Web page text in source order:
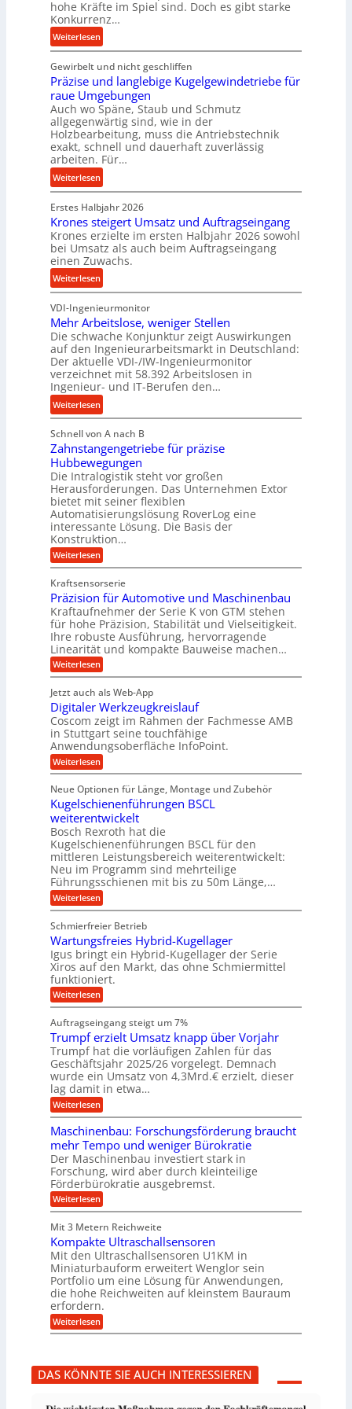
a
n
c
b
e
i
m
D
r
ü
c
k
p
r
o
z
e
s
hohe Kräfte im Spiel sind. Doch es gibt starke
Konkurrenz…
Weiterlesen:
K
u
g
e
l
g
e
w
i
n
e
t
r
i
b
u
n
d
H
y
d
r
a
l
i
k
i
m
V
e
r
g
e
c
h
Gewirbelt und nicht geschliffen
Präzise und langlebige Kugelgewindetriebe für
raue Umgebungen
Auch wo Späne, Staub und Schmutz
allgegenwärtig sind, wie in der
Holzbearbeitung, muss die Antriebstechnik
exakt, schnell und dauerhaft zuverlässig
arbeiten. Für…
Weiterlesen:
P
r
ä
z
i
s
e
u
n
d
l
a
n
g
e
b
i
g
e
K
u
g
e
l
g
e
w
i
n
d
e
t
i
e
b
e
f
ü
r
r
a
u
e
U
m
g
e
b
u
n
g
e
n
Erstes Halbjahr 2026
Krones steigert Umsatz und Auftragseingang
Krones erzielte im ersten Halbjahr 2026 sowohl
bei Umsatz als auch beim Auftragseingang
einen Zuwachs.
Weiterlesen:
K
r
o
n
e
s
s
t
e
e
r
t
U
m
s
a
t
u
n
d
A
u
f
t
r
a
g
s
e
i
n
g
a
n
g
VDI-Ingenieurmonitor
Mehr Arbeitslose, weniger Stellen
Die schwache Konjunktur zeigt Auswirkungen
auf den Ingenieurarbeitsmarkt in Deutschland:
Der aktuelle VDI-/IW-Ingenieurmonitor
verzeichnet mit 58.392 Arbeitslosen in
Ingenieur- und IT-Berufen den…
Weiterlesen:
M
e
h
r
A
r
b
e
i
t
s
l
o
s
e
,
w
e
n
i
g
e
r
S
t
e
l
l
e
n
Schnell von A nach B
Zahnstangengetriebe für präzise
Hubbewegungen
Die Intralogistik steht vor großen
Herausforderungen. Das Unternehmen Extor
bietet mit seiner flexiblen
Automatisierungslösung RoverLog eine
interessante Lösung. Die Basis der
Konstruktion…
Weiterlesen:
Z
h
n
s
t
a
n
g
e
n
e
t
r
i
e
b
e
f
r
p
r
ä
z
i
s
e
H
u
b
e
w
e
g
u
n
g
e
Kraftsensorserie
Präzision für Automotive und Maschinenbau
Kraftaufnehmer der Serie K von GTM stehen
für hohe Präzision, Stabilität und Vielseitigkeit.
Ihre robuste Ausführung, hervorragende
Linearität und kompakte Bauweise machen…
Weiterlesen:
P
ä
z
i
s
i
o
n
f
r
A
u
t
o
m
o
t
i
v
e
n
d
M
a
s
c
h
i
e
n
b
a
u
Jetzt auch als Web-App
Digitaler Werkzeugkreislauf
Coscom zeigt im Rahmen der Fachmesse AMB
in Stuttgart seine touchfähige
Anwendungsoberfläche InfoPoint.
Weiterlesen:
D
g
i
t
a
l
e
r
W
e
r
k
z
e
u
g
k
r
e
i
s
a
u
f
Neue Optionen für Länge, Montage und Zubehör
Kugelschienenführungen BSCL
weiterentwickelt
Bosch Rexroth hat die
Kugelschienenführungen BSCL für den
mittleren Leistungsbereich weiterentwickelt:
Neu im Programm sind mehrteilige
Führungsschienen mit bis zu 50m Länge,…
Weiterlesen:
K
g
e
l
s
c
h
i
e
e
n
f
ü
h
r
u
n
g
e
n
B
S
C
L
w
e
i
t
e
r
e
n
t
w
i
c
k
e
Schmierfreier Betrieb
Wartungsfreies Hybrid-Kugellager
Igus bringt ein Hybrid-Kugellager der Serie
Xiros auf den Markt, das ohne Schmiermittel
funktioniert.
Weiterlesen:
W
r
t
u
n
g
s
r
e
e
s
H
y
b
r
i
d
-
u
g
e
l
a
g
e
r
Auftragseingang steigt um 7%
Trumpf erzielt Umsatz knapp über Vorjahr
Trumpf hat die vorläufigen Zahlen für das
Geschäftsjahr 2025/26 vorgelegt. Demnach
wurde ein Umsatz von 4,3Mrd.€ erzielt, dieser
lag damit in etwa…
Weiterlesen:
T
u
m
p
f
e
r
z
i
e
t
U
m
s
a
z
k
n
p
ü
Maschinenbau: Forschungsförderung braucht
mehr Tempo und weniger Bürokratie
Der Maschinenbau investiert stark in
Forschung, wird aber durch kleinteilige
Förderbürokratie ausgebremst.
Weiterlesen:
M
s
c
h
i
n
e
n
b
a
u
o
r
s
Mit 3 Metern Reichweite
Kompakte Ultraschallsensoren
Mit den Ultraschallsensoren U1KM in
Miniaturbauform erweitert Wenglor sein
Portfolio um eine Lösung für Anwendungen,
die hohe Reichweiten auf kleinstem Bauraum
erfordern.
Weiterlesen:
K
p
a
k
DAS KÖNNTE SIE AUCH INTERESSIEREN